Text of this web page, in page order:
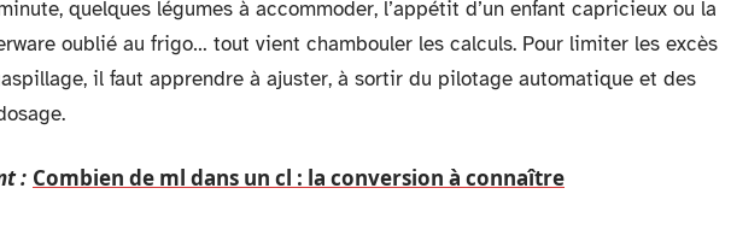
quelques légumes à accommoder, l’appétit d’un enfant capricieux ou la
oublié au frigo… tout vient chambouler les calculs. Pour limiter les excès
il faut apprendre à ajuster, à sortir du pilotage automatique et des
: Combien de ml dans un cl : la conversion à connaître